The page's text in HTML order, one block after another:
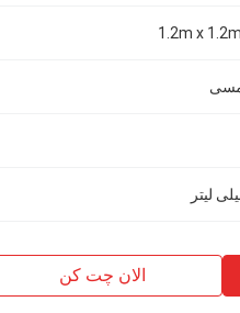
1.2m x
الان چت کن